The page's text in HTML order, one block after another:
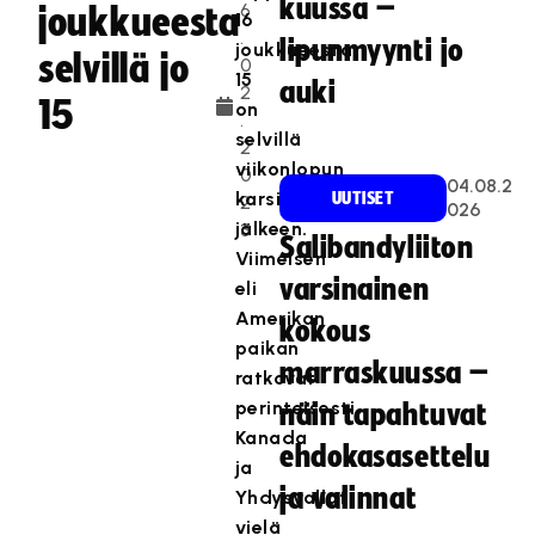
joukkueesta
selvillä jo
15
6
.
0
2
.
2
0
2
3
16
joukkueesta
15
on
selvillä
viikonlopun
karsintaturnausten
jälkeen.
Viimeisen
eli
Amerikan
paikan
ratkovat
perinteisesti
Kanada
ja
Yhdysvallat
vielä
kuussa –
lipunmyynti jo
auki
UUTISET
04.08.2
026
Salibandyliiton
varsinainen
kokous
marraskuussa –
näin tapahtuvat
ehdokasasettelu
ja valinnat